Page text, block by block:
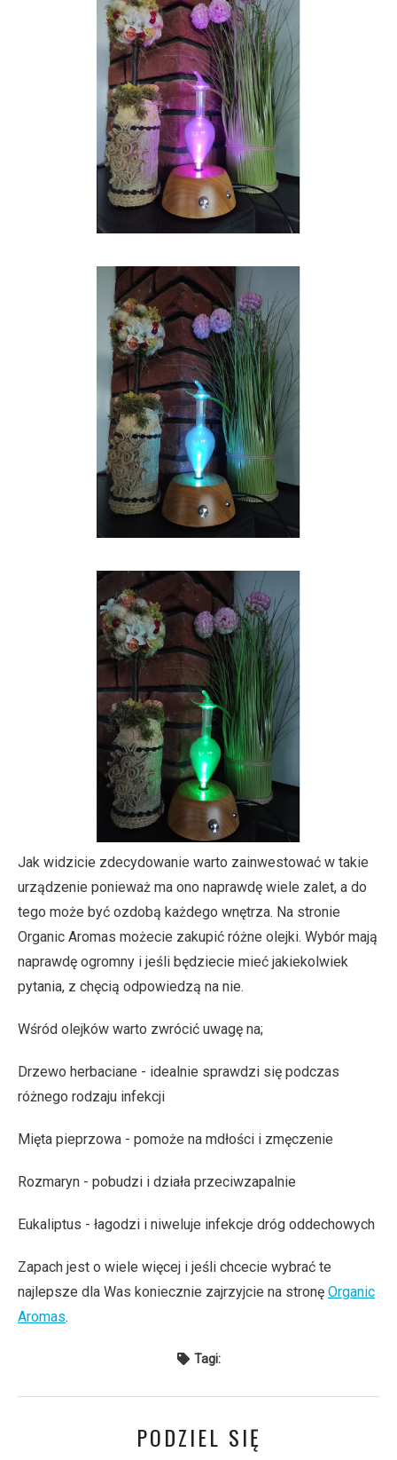
Jak widzicie zdecydowanie warto zainwestować w takie
urządzenie ponieważ ma ono naprawdę wiele zalet, a do
tego może być ozdobą każdego wnętrza. Na stronie
Organic Aromas możecie zakupić różne olejki. Wybór mają
naprawdę ogromny i jeśli będziecie mieć jakiekolwiek
pytania, z chęcią odpowiedzą na nie.
Wśród olejków warto zwrócić uwagę na;
Drzewo herbaciane - idealnie sprawdzi się podczas
różnego rodzaju infekcji
Mięta pieprzowa - pomoże na mdłości i zmęczenie
Rozmaryn - pobudzi i działa przeciwzapalnie
Eukaliptus - łagodzi i niweluje infekcje dróg oddechowych
Zapach jest o wiele więcej i jeśli chcecie wybrać te
najlepsze dla Was koniecznie zajrzyjcie na stronę Organic
Aromas.
Tagi:
PODZIEL SIĘ